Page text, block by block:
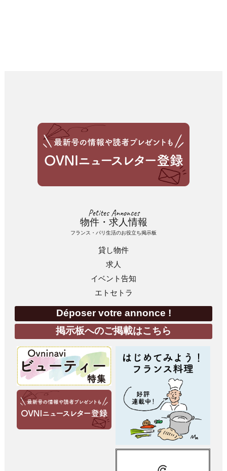
Petites Annonces
物件・求人情報
フランス・パリ生活のお役立ち掲示板
貸し物件
求人
イベント告知
エトセトラ
Déposer votre annonce !
掲示板へのご掲載はこちら